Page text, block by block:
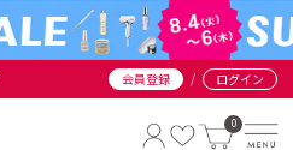
会員登録 / ログイン
0